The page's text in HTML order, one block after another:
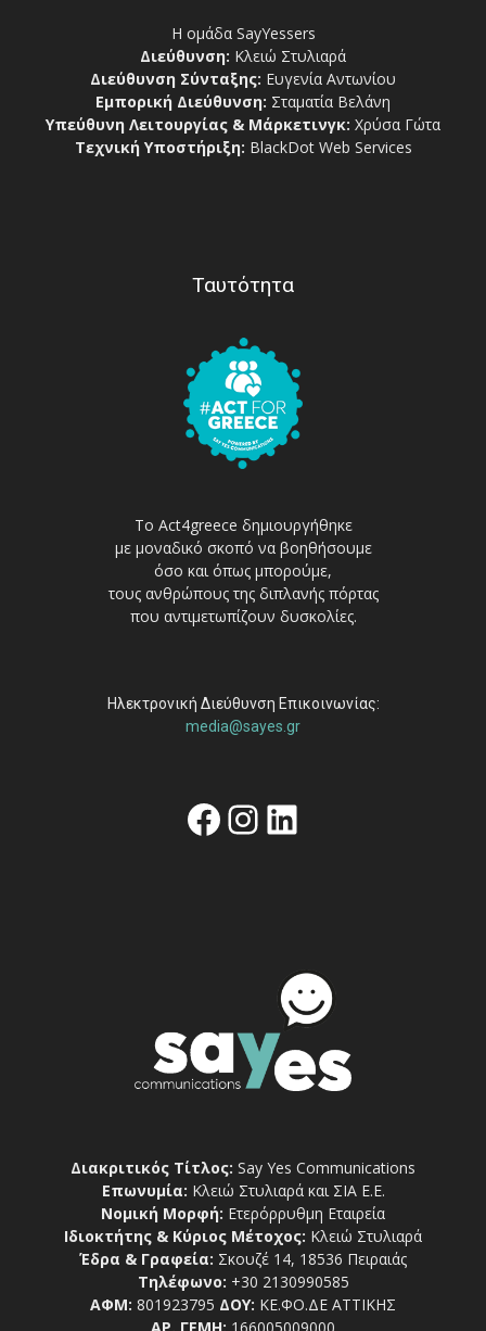
Η ομάδα SayYessers
Διεύθυνση: Κλειώ Στυλιαρά
Διεύθυνση Σύνταξης: Ευγενία Αντωνίου
Εμπορική Διεύθυνση: Σταματία Βελάνη
Υπεύθυνη Λειτουργίας & Μάρκετινγκ: Χρύσα Γώτα
Τεχνική Υποστήριξη: BlackDot Web Services
Ταυτότητα
Το Act4greece δημιουργήθηκε
με μοναδικό σκοπό να βοηθήσουμε
όσο και όπως μπορούμε,
τους ανθρώπους της διπλανής πόρτας
που αντιμετωπίζουν δυσκολίες.
Ηλεκτρονική Διεύθυνση Επικοινωνίας:
media@sayes.gr
Facebook
Instagram
Linkedin
Διακριτικός Τίτλος: Say Yes Communications
Επωνυμία: Κλειώ Στυλιαρά και ΣΙΑ Ε.Ε.
Νομική Μορφή: Ετερόρρυθμη Εταιρεία
Ιδιοκτήτης & Κύριος Μέτοχος: Κλειώ Στυλιαρά
Έδρα & Γραφεία: Σκουζέ 14, 18536 Πειραιάς
Τηλέφωνο: +30 2130990585
ΑΦΜ: 801923795 ΔΟΥ: ΚΕ.ΦΟ.ΔΕ ΑΤΤΙΚΗΣ